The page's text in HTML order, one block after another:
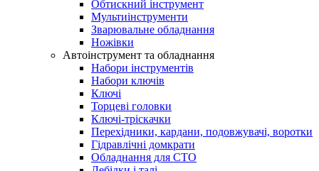
Обтискний інструмент
Мультиінструменти
Зварювальне обладнання
Ножівки
Автоінструмент та обладнання
Набори інструментів
Набори ключів
Ключі
Торцеві головки
Ключі-тріскачки
Перехідники, кардани, подовжувачі, воротки
Гідравлічні домкрати
Обладнання для СТО